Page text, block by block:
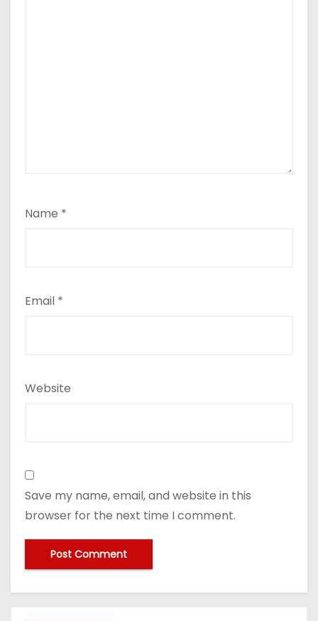
Name *
Email *
Website
Save my name, email, and website in this
browser for the next time I comment.